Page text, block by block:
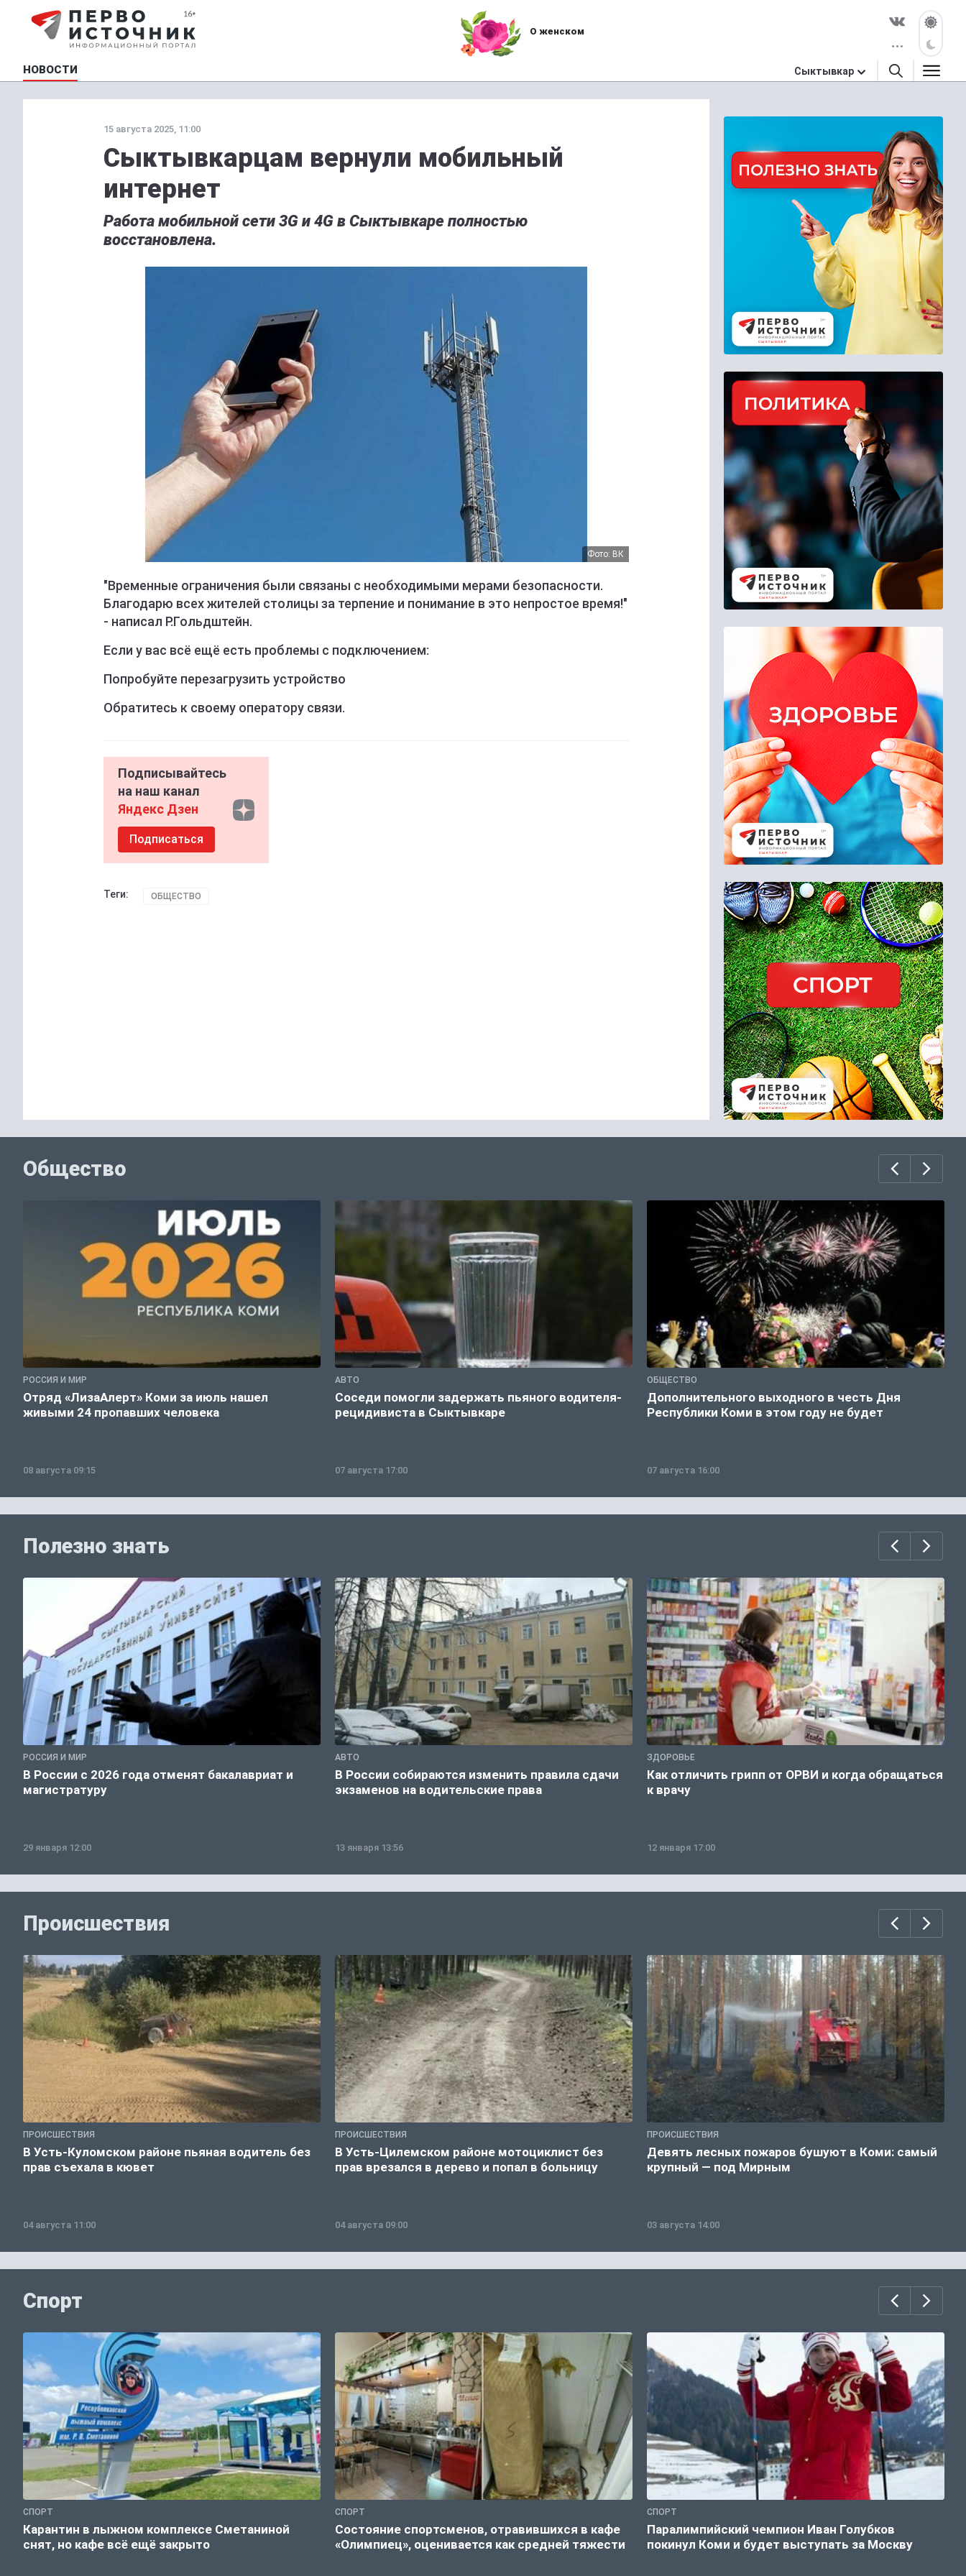
О женском
НОВОСТИ Сыктывкар
15 августа 2025, 11:00
Сыктывкарцам вернули мобильный
интернет
Работа мобильной сети 3G и 4G в Сыктывкаре полностью
восстановлена.
Фото: ВК
"Временные ограничения были связаны с необходимыми мерами безопасности.
Благодарю всех жителей столицы за терпение и понимание в это непростое время!"
- написал Р.Гольдштейн.
Если у вас всё ещё есть проблемы с подключением:
Попробуйте перезагрузить устройство
Обратитесь к своему оператору связи.
Подписывайтесь
на наш канал
Яндекс Дзен
Подписаться
Теги: ОБЩЕСТВО
Общество
РОССИЯ И МИР
Отряд «ЛизаАлерт» Коми за июль нашел
живыми 24 пропавших человека
08 августа 09:15
АВТО
Соседи помогли задержать пьяного водителя-
рецидивиста в Сыктывкаре
07 августа 17:00
ОБЩЕСТВО
Дополнительного выходного в честь Дня
Республики Коми в этом году не будет
07 августа 16:00
Полезно знать
РОССИЯ И МИР
В России с 2026 года отменят бакалавриат и
магистратуру
29 января 12:00
АВТО
В России собираются изменить правила сдачи
экзаменов на водительские права
13 января 13:56
ЗДОРОВЬЕ
Как отличить грипп от ОРВИ и когда обращаться
к врачу
12 января 17:00
Происшествия
ПРОИСШЕСТВИЯ
В Усть-Куломском районе пьяная водитель без
прав съехала в кювет
04 августа 11:00
ПРОИСШЕСТВИЯ
В Усть-Цилемском районе мотоциклист без
прав врезался в дерево и попал в больницу
04 августа 09:00
ПРОИСШЕСТВИЯ
Девять лесных пожаров бушуют в Коми: самый
крупный — под Мирным
03 августа 14:00
Спорт
СПОРТ
Карантин в лыжном комплексе Сметаниной
снят, но кафе всё ещё закрыто
СПОРТ
Состояние спортсменов, отравившихся в кафе
«Олимпиец», оценивается как средней тяжести
СПОРТ
Паралимпийский чемпион Иван Голубков
покинул Коми и будет выступать за Москву